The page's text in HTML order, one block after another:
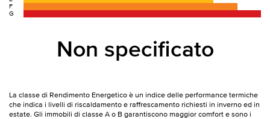
F
G
Non specificato
La classe di Rendimento Energetico è un indice delle performance termiche
che indica i livelli di riscaldamento e raffrescamento richiesti in inverno ed in
estate. Gli immobili di classe A o B garantiscono maggior comfort e sono i